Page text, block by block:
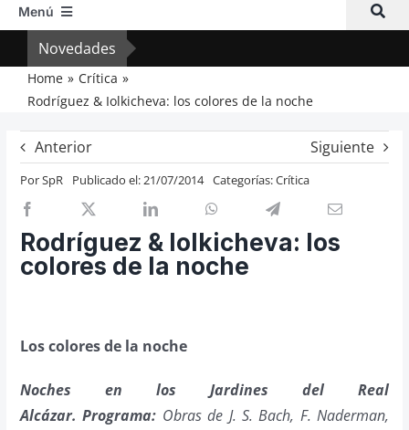
Menú
Inicio
Actual
Artículos
Crítica
Previos de ópera
Cosas de Beckmesser
Novedades
Home
Crítica
Rodríguez & Iolkicheva: los colores de la noche
Anterior Siguiente
PorSpR Publicado el: 21/07/2014 Categorías:Crítica
Rodríguez & Iolkicheva: los
colores de la noche
Los colores de la noche
Noches en los Jardines del Real
Alcázar.Programa: Obras de J. S. Bach, F. Naderman,